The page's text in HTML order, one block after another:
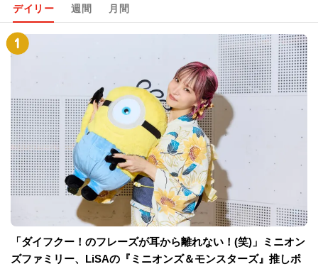
デイリー 週間 月間
「ダイフクー！のフレーズが耳から離れない！(笑)」ミニオン
ズファミリー、LiSAの『ミニオンズ＆モンスターズ』推しポ